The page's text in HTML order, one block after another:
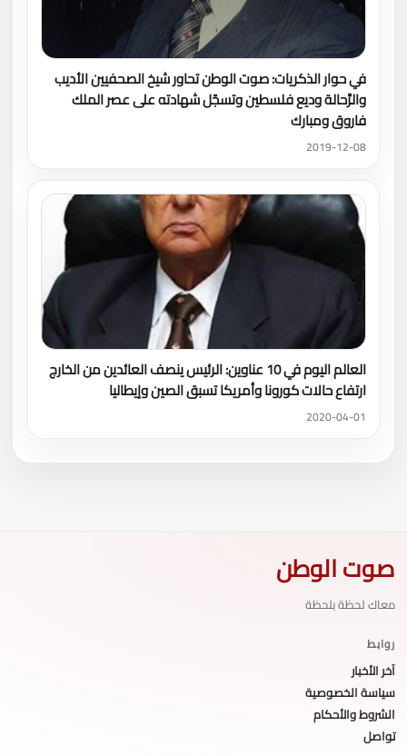
في حوار الذكريات: صوت الوطن تحاور شيخ الصحفيين الأديب
والرَّحالة وديع فلسطين وتسجّل شهادته على عصر الملك
فاروق ومبارك
2019-12-08
العالم اليوم في 10 عناوين: الرئيس ينصف العائدين من الخارج
ارتفاع حالات كورونا وأمريكا تسبق الصين وإيطاليا
2020-04-01
صوت الوطن
معاك لحظة بلحظة
روابط
آخر الأخبار
سياسة الخصوصية
الشروط والأحكام
تواصل